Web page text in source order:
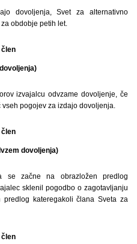
dovoljenja, Svet za alternativno
obdobje petih let.
člen
izvajalcu odvzame dovoljenje, če
pogojev za izdajo dovoljenja.
člen
dovoljenja)
se začne na obrazložen predlog
sklenil pogodbo o zagotavljanju
kateregakoli člana Sveta za
člen